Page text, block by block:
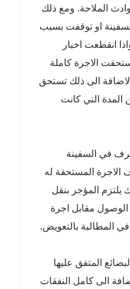
الملاحة. ومع ذلك
او توقفت بسبب
انقطعت اخبار
الاجرة كاملة
الى ذلك تستحق
التي كانت
في السفينة
الاجرة المستحقة له
يلتزم المؤجر بنقل
الوصول مقابل اجرة
المطالبة بالتعويض.
المتفق عليها
الى كامل النفقات